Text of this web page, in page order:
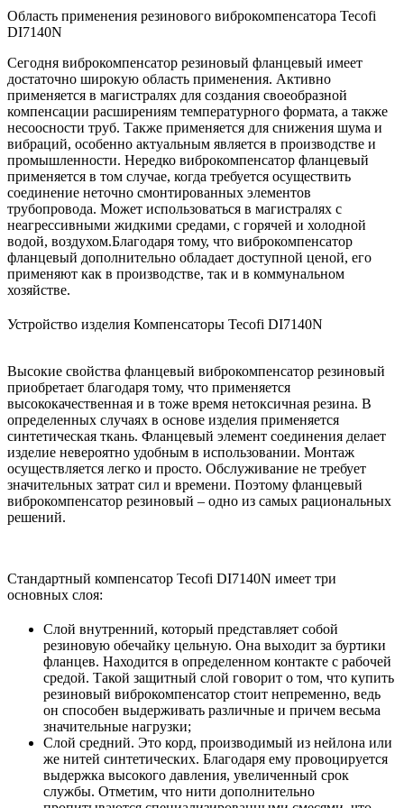
Область применения резинового виброкомпенсатора Tecofi
DI7140N
Сегодня виброкомпенсатор резиновый фланцевый имеет
достаточно широкую область применения. Активно
применяется в магистралях для создания своеобразной
компенсации расширениям температурного формата, а также
несоосности труб. Также применяется для снижения шума и
вибраций, особенно актуальным является в производстве и
промышленности. Нередко виброкомпенсатор фланцевый
применяется в том случае, когда требуется осуществить
соединение неточно смонтированных элементов
трубопровода. Может использоваться в магистралях с
неагрессивными жидкими средами, с горячей и холодной
водой, воздухом.Благодаря тому, что виброкомпенсатор
фланцевый дополнительно обладает доступной ценой, его
применяют как в производстве, так и в коммунальном
хозяйстве.
Устройство изделия Компенсаторы Tecofi DI7140N
Высокие свойства фланцевый виброкомпенсатор резиновый
приобретает благодаря тому, что применяется
высококачественная и в тоже время нетоксичная резина. В
определенных случаях в основе изделия применяется
синтетическая ткань. Фланцевый элемент соединения делает
изделие невероятно удобным в использовании. Монтаж
осуществляется легко и просто. Обслуживание не требует
значительных затрат сил и времени. Поэтому фланцевый
виброкомпенсатор резиновый – одно из самых рациональных
решений.
Стандартный компенсатор Tecofi DI7140N имеет три
основных слоя:
Слой внутренний, который представляет собой
резиновую обечайку цельную. Она выходит за буртики
фланцев. Находится в определенном контакте с рабочей
средой. Такой защитный слой говорит о том, что купить
резиновый виброкомпенсатор стоит непременно, ведь
он способен выдерживать различные и причем весьма
значительные нагрузки;
Слой средний. Это корд, производимый из нейлона или
же нитей синтетических. Благодаря ему провоцируется
выдержка высокого давления, увеличенный срок
службы. Отметим, что нити дополнительно